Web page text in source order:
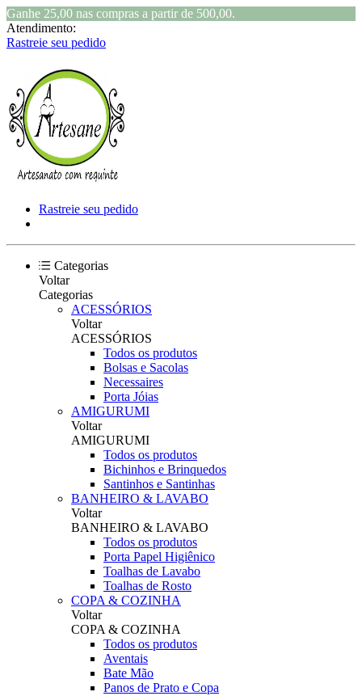
Ganhe 25,00 nas compras a partir de 500,00.
Atendimento:
Rastreie seu pedido
Rastreie seu pedido
Categorias
Voltar
Categorias
ACESSÓRIOS
Voltar
ACESSÓRIOS
Todos os produtos
Bolsas e Sacolas
Necessaires
Porta Jóias
AMIGURUMI
Voltar
AMIGURUMI
Todos os produtos
Bichinhos e Brinquedos
Santinhos e Santinhas
BANHEIRO & LAVABO
Voltar
BANHEIRO & LAVABO
Todos os produtos
Porta Papel Higiênico
Toalhas de Lavabo
Toalhas de Rosto
COPA & COZINHA
Voltar
COPA & COZINHA
Todos os produtos
Aventais
Bate Mão
Panos de Prato e Copa